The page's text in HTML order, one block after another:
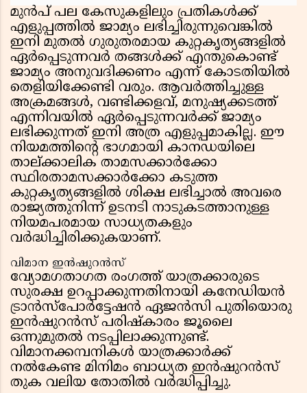
മുൻപ് പല കേസുകളിലും പ്രതികൾക്ക്
എളുപ്പത്തിൽ ജാമ്യം ലഭിച്ചിരുന്നുവെങ്കിൽ
ഇനി മുതൽ ഗുരുതരമായ കുറ്റകൃത്യങ്ങളിൽ
ഏർപ്പെടുന്നവർ തങ്ങൾക്ക് എന്തുകൊണ്ട്
ജാമ്യം അനുവദിക്കണം എന്ന് കോടതിയിൽ
തെളിയിക്കേണ്ടി വരും. ആവർത്തിച്ചുള്ള
അക്രമങ്ങൾ, വണ്ടിക്കളവ്, മനുഷ്യക്കടത്ത്
എന്നിവയിൽ ഏർപ്പെടുന്നവർക്ക് ജാമ്യം
ലഭിക്കുന്നത് ഇനി അത്ര എളുപ്പമാകില്ല. ഈ
നിയമത്തിന്റെ ഭാഗമായി കാനഡയിലെ
താല്ക്കാലിക താമസക്കാർക്കോ
സ്ഥിരതാമസക്കാർക്കോ കടുത്ത
കുറ്റകൃത്യങ്ങളിൽ ശിക്ഷ ലഭിച്ചാൽ അവരെ
രാജ്യത്തുനിന്ന് ഉടനടി നാടുകടത്താനുള്ള
നിയമപരമായ സാധ്യതകളും
വർദ്ധിച്ചിരിക്കുകയാണ്.
വിമാന ഇൻഷുറൻസ്
വ്യോമഗതാഗത രംഗത്ത് യാത്രക്കാരുടെ
സുരക്ഷ ഉറപ്പാക്കുന്നതിനായി കനേഡിയൻ
ട്രാൻസ്പോർട്ടേഷൻ ഏജൻസി പുതിയൊരു
ഇൻഷുറൻസ് പരിഷ്കാരം ജൂലൈ
ഒന്നുമുതൽ നടപ്പിലാക്കുന്നുണ്ട്.
വിമാനക്കമ്പനികൾ യാത്രക്കാർക്ക്
നൽകേണ്ട മിനിമം ബാധ്യത ഇൻഷുറൻസ്
തുക വലിയ തോതിൽ വർദ്ധിപ്പിച്ചു.